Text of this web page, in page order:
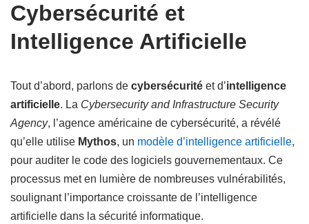
Cybersécurité et
Intelligence Artificielle
Tout d’abord, parlons de cybersécurité et d’intelligence
artificielle. La Cybersecurity and Infrastructure Security
Agency, l’agence américaine de cybersécurité, a révélé
qu’elle utilise Mythos, un modèle d’intelligence artificielle,
pour auditer le code des logiciels gouvernementaux. Ce
processus met en lumière de nombreuses vulnérabilités,
soulignant l’importance croissante de l’intelligence
artificielle dans la sécurité informatique.